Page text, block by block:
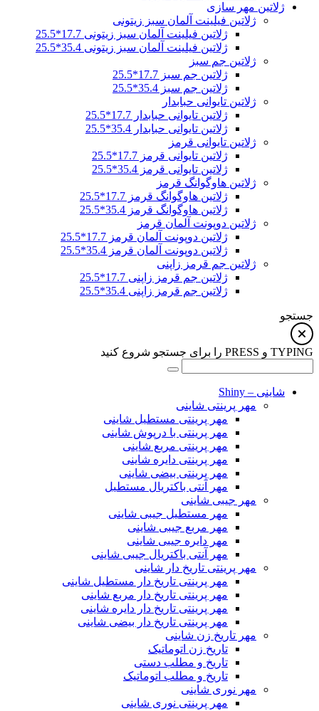
ژلاتین مهر سازی
ژلاتین فیلینت آلمان سبز زیتونی
ژلاتین فیلینت آلمان سبز زیتونی 17.7*25.5
ژلاتین فیلینت آلمان سبز زیتونی 35.4*25.5
ژلاتین جم سبز
ژلاتین جم سبز 17.7*25.5
ژلاتین جم سبز 35.4*25.5
ژلاتین تایوانی حبابدار
ژلاتین تایوانی حبابدار 17.7*25.5
ژلاتین تایوانی حبابدار 35.4*25.5
ژلاتین تایوانی قرمز
ژلاتین تایوانی قرمز 17.7*25.5
ژلاتین تایوانی قرمز 35.4*25.5
ژلاتین هاوگوانگ قرمز
ژلاتین هاوگوانگ قرمز 17.7*25.5
ژلاتین هاوگوانگ قرمز 35.4*25.5
ژلاتین دوپونت آلمان قرمز
ژلاتین دوپونت آلمان قرمز 17.7*25.5
ژلاتین دوپونت آلمان قرمز 35.4*25.5
ژلاتین جم قرمز زاپنی
ژلاتین جم قرمز زاپنی 17.7*25.5
ژلاتین جم قرمز زاپنی 35.4*25.5
جستجو
TYPING و PRESS را برای جستجو شروع کنید
شاینی – Shiny
مهر پرینتی شاینی
مهر پرینتی مستطیل شاینی
مهر پرینتی با درپوش شاینی
مهر پرینتی مربع شاینی
مهر پرینتی دایره شاینی
مهر پرینتی بیضی شاینی
مهر آنتی باکتریال مستطیل
مهر جیبی شاینی
مهر مستطیل جیبی شاینی
مهر مربع جیبی شاینی
مهر دایره جیبی شاینی
مهر آنتی باکتریال جیبی شاینی
مهر پرینتی تاریخ دار شاینی
مهر پرینتی تاریخ دار مستطیل شاینی
مهر پرینتی تاریخ دار مربع شاینی
مهر پرینتی تاریخ دار دایره شاینی
مهر پرینتی تاریخ دار بیضی شاینی
مهر تاریخ زن شاینی
تاریخ زن اتوماتیک
تاریخ و مطلب دستی
تاریخ و مطلب اتوماتیک
مهر نوری شاینی
مهر پرینتی نوری شاینی